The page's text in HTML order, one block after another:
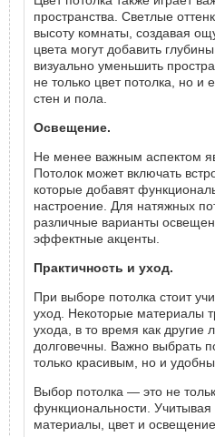
пространства. Светлые
высоту комнаты, создавая
цвета могут добавить
визуально уменьшить
не только цвет потолка, но и
стен и пола.
Освещение.
Не менее важным аспектом
Потолок может включать
которые добавят
настроение. Для натяжных
различные варианты
эффектные акценты.
Практичность и уход.
При выборе потолка стоит
уход. Некоторые материалы
ухода, в то время как другие
долговечны. Важно выбрать
только красивым, но и
Выбор потолка — это не
функциональности. Учитывая
материалы, цвет и